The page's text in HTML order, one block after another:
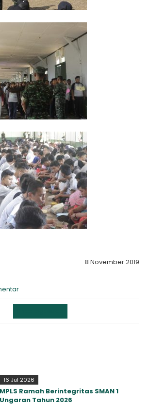
8 November 2019
16 Jul 2026
MPLS Ramah Berintegritas SMAN 1
Ungaran Tahun 2026